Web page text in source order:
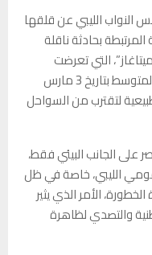
النواب الليبي عن قلقها
بحادثة ناقلة
التي تعرضت
لهجوم في المياه الدولية بالبحر الأبيض المتوسط بتاريخ 3 مارس
لتقترب من السواحل
على الجانب البيئي فقط،
الليبي، خاصة في ظل
الأمر الذي يثير
والتصدي لظاهرة